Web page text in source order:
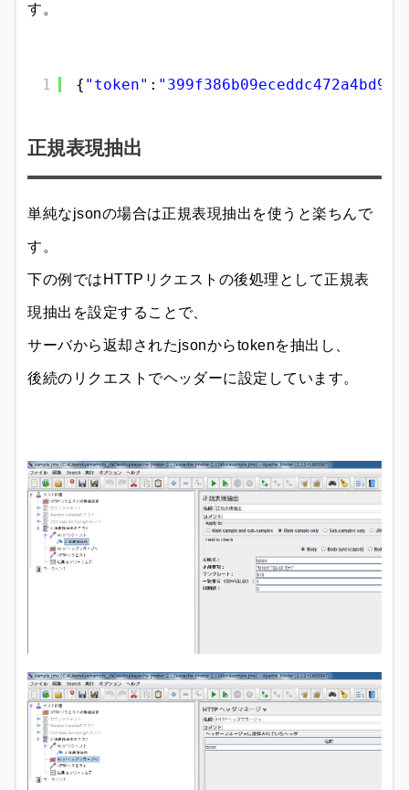
す。
1 { "token" :
正規表現抽出
単純なjsonの場合は正規表現抽出を使うと楽ちんで
す。
下の例ではHTTPリクエストの後処理として正規表
現抽出を設定することで、
サーバから返却されたjsonからtokenを抽出し、
後続のリクエストでヘッダーに設定しています。